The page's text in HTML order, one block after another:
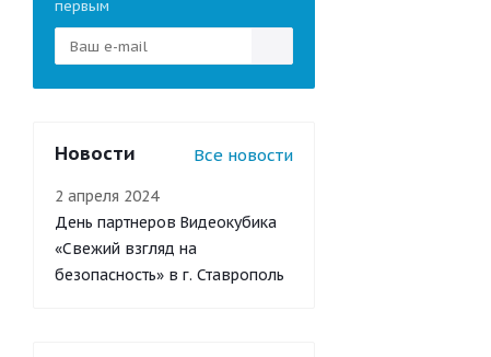
первым
Новости Все новости
2 апреля 2024
День партнеров Видеокубика
«Свежий взгляд на
безопасность» в г. Ставрополь